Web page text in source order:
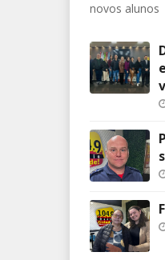
novos alunos